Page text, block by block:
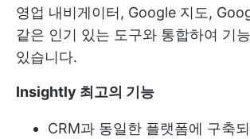
영업 내비게이터, Google 지도,
같은 인기 있는 도구와 통합하여 기
있습니다.
Insightly 최고의 기능
CRM과 동일한 플랫폼에 구축